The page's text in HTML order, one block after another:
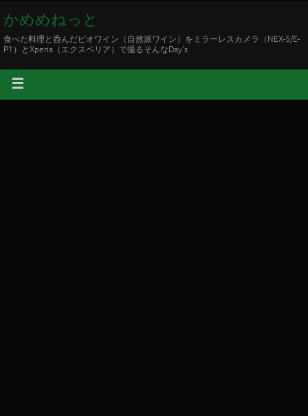
かめめねっと
食べた料理と呑んだビオワイン（自然派ワイン）をミラーレスカメラ（NEX-5/E-
P1）とXperia（エクスペリア）で撮るそんなDay's